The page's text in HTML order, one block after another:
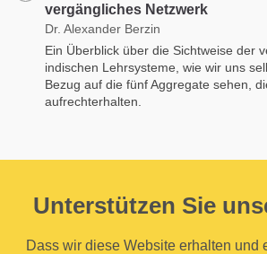
vergängliches Netzwerk
Dr. Alexander Berzin
Ein Überblick über die Sichtweise der
indischen Lehrsysteme, wie wir uns
Bezug auf die fünf Aggregate sehen,
aufrechterhalten.
Unterstützen Sie
Dass wir diese Website erhalten und